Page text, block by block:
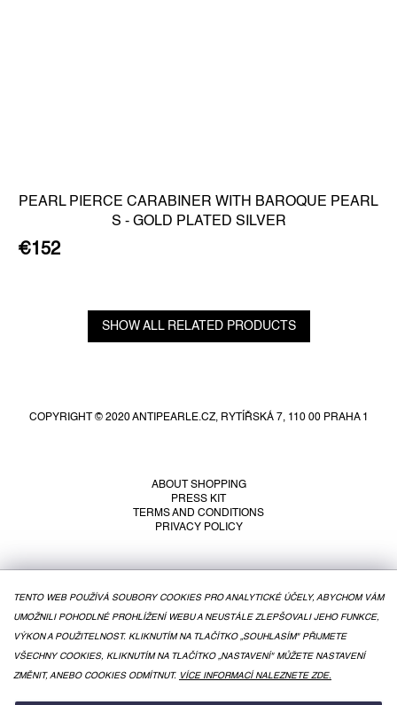
TENTO WEB POUŽÍVÁ SOUBORY COOKIES PRO ANALYTICKÉ ÚČELY, ABYCHOM VÁM
UMOŽNILI POHODLNÉ PROHLÍŽENÍ WEBU A NEUSTÁLE ZLEPŠOVALI JEHO FUNKCE,
VÝKON A POUŽITELNOST. KLIKNUTÍM NA TLAČÍTKO „SOUHLASÍM" PŘIJMETE
VŠECHNY COOKIES, KLIKNUTÍM NA TLAČÍTKO „NASTAVENÍ" MŮŽETE NASTAVENÍ
ZMĚNIT, ANEBO COOKIES ODMÍTNUT. VÍCE INFORMACÍ NALEZNETE ZDE.
PEARL PIERCE CARABINER WITH BAROQUE PEARL
S - GOLD PLATED SILVER
€152
SHOW ALL RELATED PRODUCTS
COPYRIGHT © 2020 ANTIPEARLE.CZ, RYTÍŘSKÁ 7, 110 00 PRAHA 1
ABOUT SHOPPING
PRESS KIT
TERMS AND CONDITIONS
PRIVACY POLICY